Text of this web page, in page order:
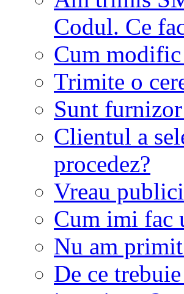
Codul. Ce
Cum modific
Trimite o
Sunt
Clientul a
procedez?
Vreau
Cum imi fac
Nu am
De ce